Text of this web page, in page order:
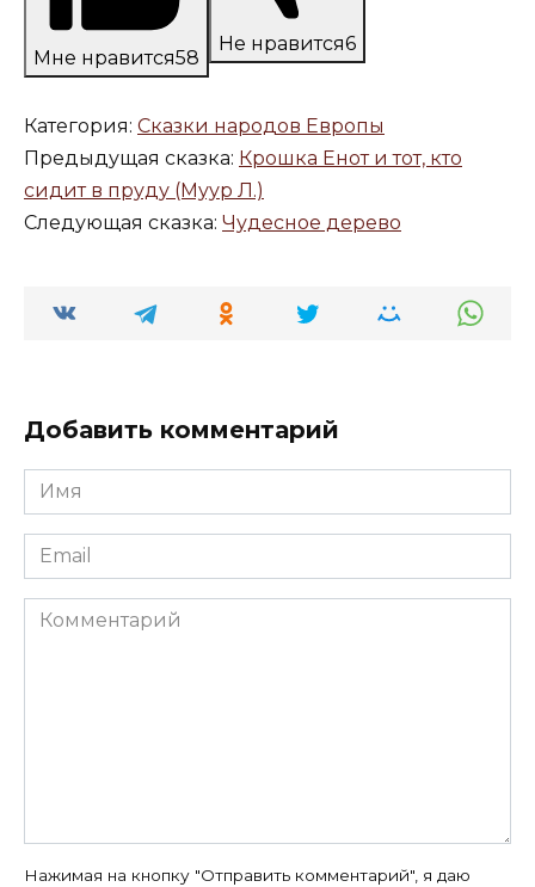
Мне нравится58
Не нравится6
Категория: Сказки народов Европы
Предыдущая сказка: Крошка Енот и тот, кто
сидит в пруду (Муур Л.)
Следующая сказка: Чудесное дерево
Добавить комментарий
Имя
*
Email
*
Комментарий
Нажимая на кнопку "Отправить комментарий", я даю